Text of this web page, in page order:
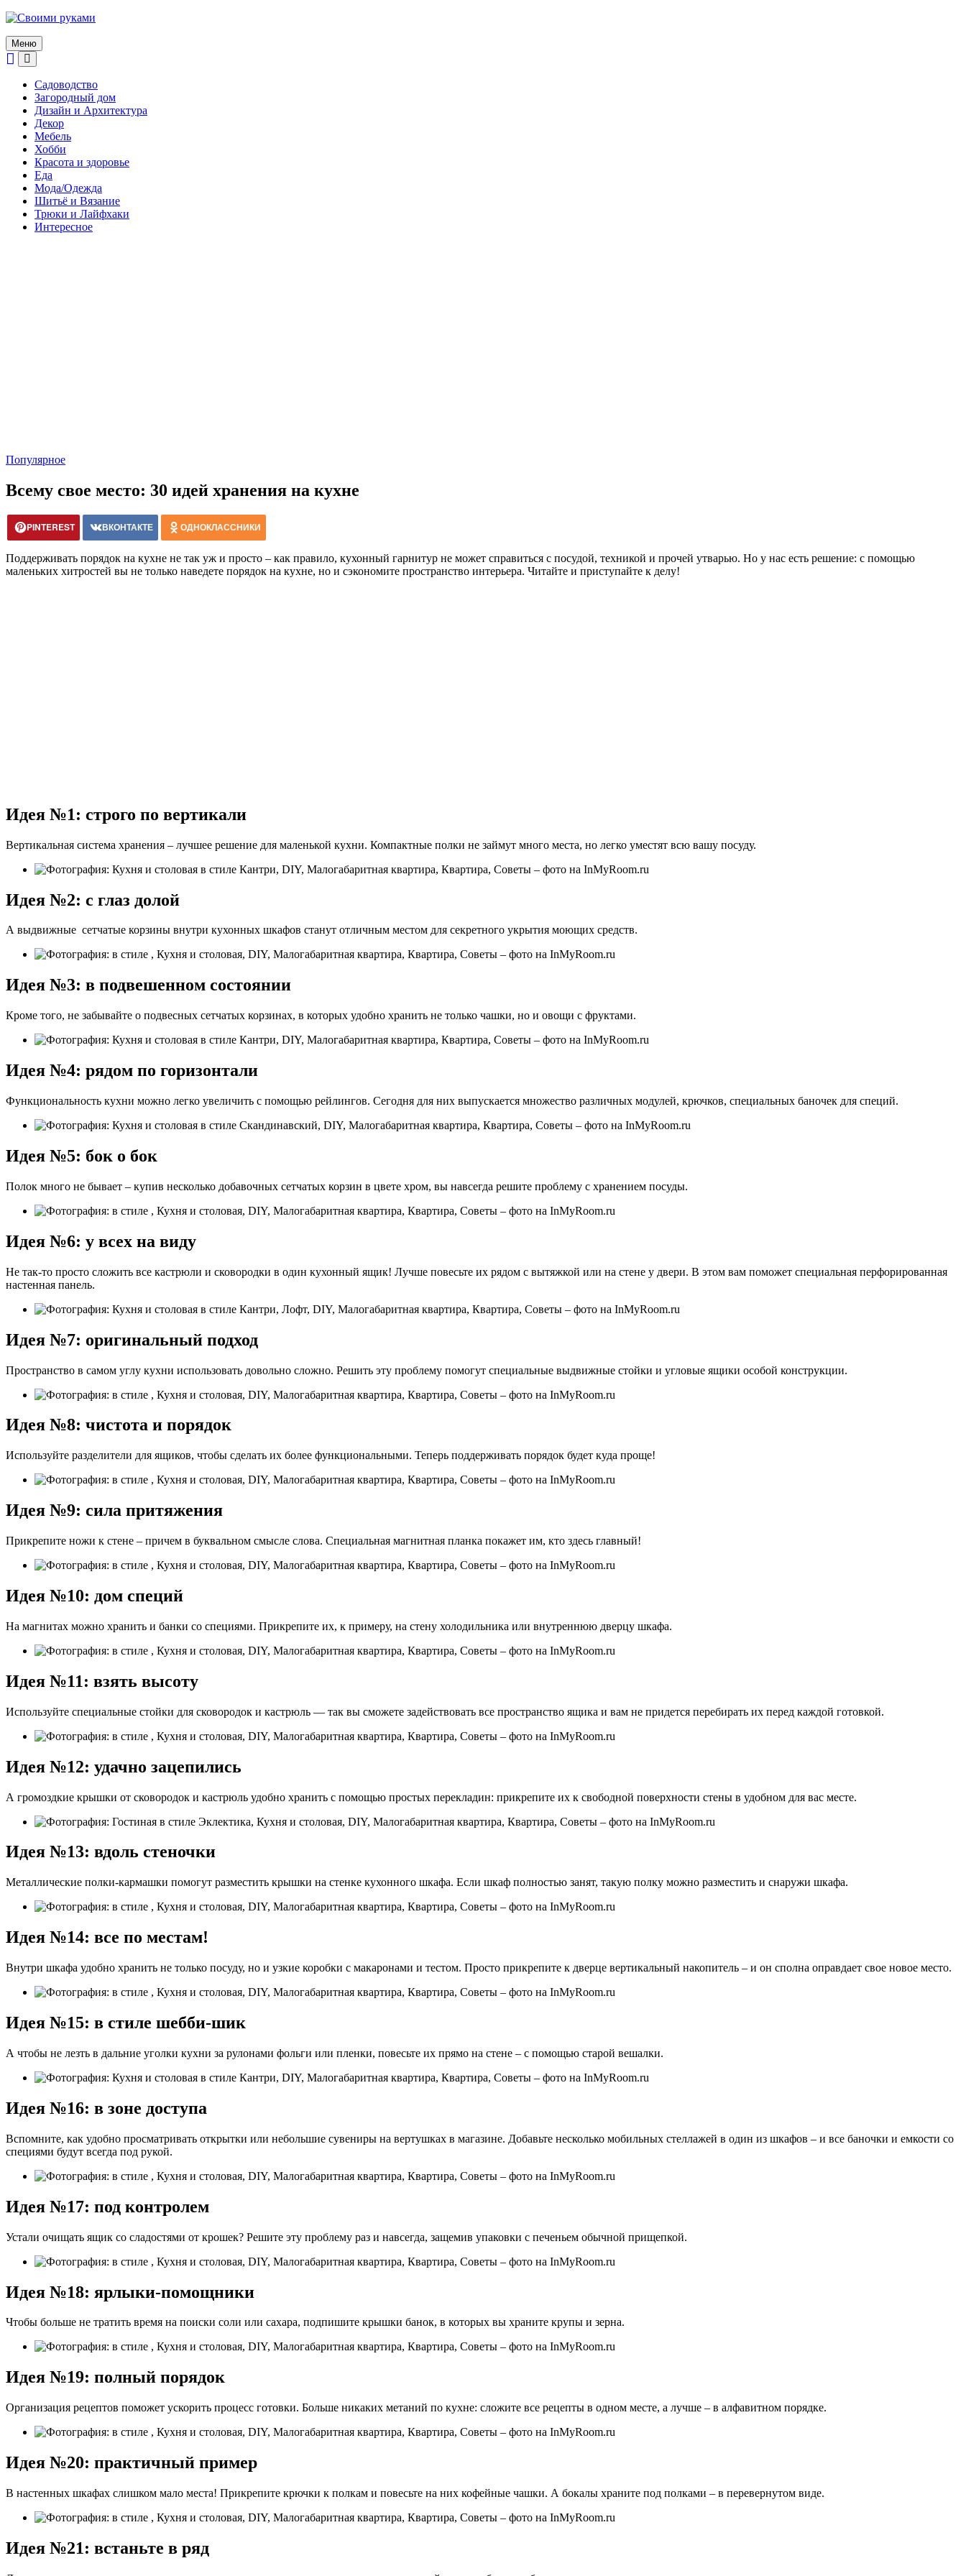
Skip
content
Меню
Садоводство
Загородный дом
Дизайн и Архитектура
Декор
Мебель
Хобби
Красота и здоровье
Еда
Мода/Одежда
Шитьё и Вязание
Трюки и Лайфхаки
Интересное
Популярное
Всему свое место: 30 идей хранения на кухне
PINTEREST ВКОНТАКТЕ ОДНОКЛАССНИКИ
Поддерживать порядок на кухне не так уж и просто – как правило, кухонный гарнитур не может справиться с посудой, техникой и прочей утварью. Но у нас есть решение: с помощью
маленьких хитростей вы не только наведете порядок на кухне, но и сэкономите пространство интерьера. Читайте и приступайте к делу!
Идея №1: строго по вертикали
Вертикальная система хранения – лучшее решение для маленькой кухни. Компактные полки не займут много места, но легко уместят всю вашу посуду.
Идея №2: с глаз долой
А выдвижные сетчатые корзины внутри кухонных шкафов станут отличным местом для секретного укрытия моющих средств.
Идея №3: в подвешенном состоянии
Кроме того, не забывайте о подвесных сетчатых корзинах, в которых удобно хранить не только чашки, но и овощи с фруктами.
Идея №4: рядом по горизонтали
Функциональность кухни можно легко увеличить с помощью рейлингов. Сегодня для них выпускается множество различных модулей, крючков, специальных баночек для специй.
Идея №5: бок о бок
Полок много не бывает – купив несколько добавочных сетчатых корзин в цвете хром, вы навсегда решите проблему с хранением посуды.
Идея №6: у всех на виду
Не так-то просто сложить все кастрюли и сковородки в один кухонный ящик! Лучше повесьте их рядом с вытяжкой или на стене у двери. В этом вам поможет специальная перфорированная
настенная панель.
Идея №7: оригинальный подход
Пространство в самом углу кухни использовать довольно сложно. Решить эту проблему помогут специальные выдвижные стойки и угловые ящики особой конструкции.
Идея №8: чистота и порядок
Используйте разделители для ящиков, чтобы сделать их более функциональными. Теперь поддерживать порядок будет куда проще!
Идея №9: сила притяжения
Прикрепите ножи к стене – причем в буквальном смысле слова. Специальная магнитная планка покажет им, кто здесь главный!
Идея №10: дом специй
На магнитах можно хранить и банки со специями. Прикрепите их, к примеру, на стену холодильника или внутреннюю дверцу шкафа.
Идея №11: взять высоту
Используйте специальные стойки для сковородок и кастрюль — так вы сможете задействовать все пространство ящика и вам не придется перебирать их перед каждой готовкой.
Идея №12: удачно зацепились
А громоздкие крышки от сковородок и кастрюль удобно хранить с помощью простых перекладин: прикрепите их к свободной поверхности стены в удобном для вас месте.
Идея №13: вдоль стеночки
Металлические полки-кармашки помогут разместить крышки на стенке кухонного шкафа. Если шкаф полностью занят, такую полку можно разместить и снаружи шкафа.
Идея №14: все по местам!
Внутри шкафа удобно хранить не только посуду, но и узкие коробки с макаронами и тестом. Просто прикрепите к дверце вертикальный накопитель – и он сполна оправдает свое новое место.
Идея №15: в стиле шебби-шик
А чтобы не лезть в дальние уголки кухни за рулонами фольги или пленки, повесьте их прямо на стене – с помощью старой вешалки.
Идея №16: в зоне доступа
Вспомните, как удобно просматривать открытки или небольшие сувениры на вертушках в магазине. Добавьте несколько мобильных стеллажей в один из шкафов – и все баночки и емкости со
специями будут всегда под рукой.
Идея №17: под контролем
Устали очищать ящик со сладостями от крошек? Решите эту проблему раз и навсегда, защемив упаковки с печеньем обычной прищепкой.
Идея №18: ярлыки-помощники
Чтобы больше не тратить время на поиски соли или сахара, подпишите крышки банок, в которых вы храните крупы и зерна.
Идея №19: полный порядок
Организация рецептов поможет ускорить процесс готовки. Больше никаких метаний по кухне: сложите все рецепты в одном месте, а лучше – в алфавитном порядке.
Идея №20: практичный пример
В настенных шкафах слишком мало места! Прикрепите крючки к полкам и повесьте на них кофейные чашки. А бокалы храните под полками – в перевернутом виде.
Идея №21: встаньте в ряд